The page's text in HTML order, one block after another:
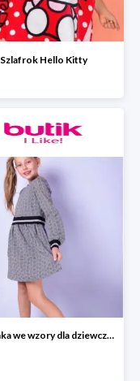
Szlafrok Hello Kitty
Sukienka we wzory dla dziewczynki